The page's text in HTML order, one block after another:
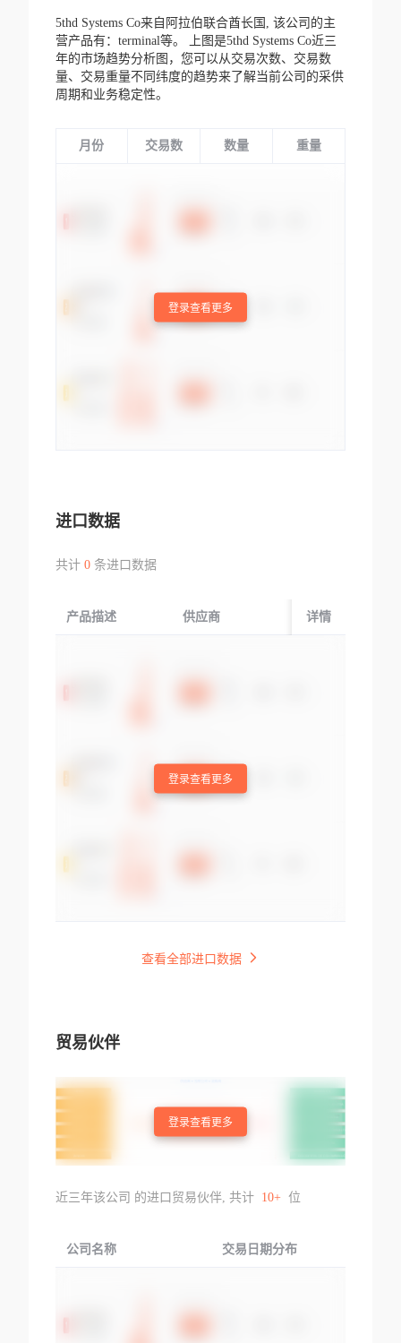
5thd Systems Co来自阿拉伯联合酋长国, 该公司的主
营产品有：terminal等。
上图是5thd Systems Co近三
年的市场趋势分析图，您可以从交易次数、交易数
量、交易重量不同纬度的趋势来了解当前公司的采供
周期和业务稳定性。
月份 交易数 数量 重量
登录查看更多
进口数据
共计 0条进口数据
产品描述 供应商 起运国/地区
详情
登录查看更多
查看全部进口数据
贸易伙伴
登录查看更多
近三年该公司 的进口贸易伙伴, 共计 10+ 位
公司名称 交易日期分布